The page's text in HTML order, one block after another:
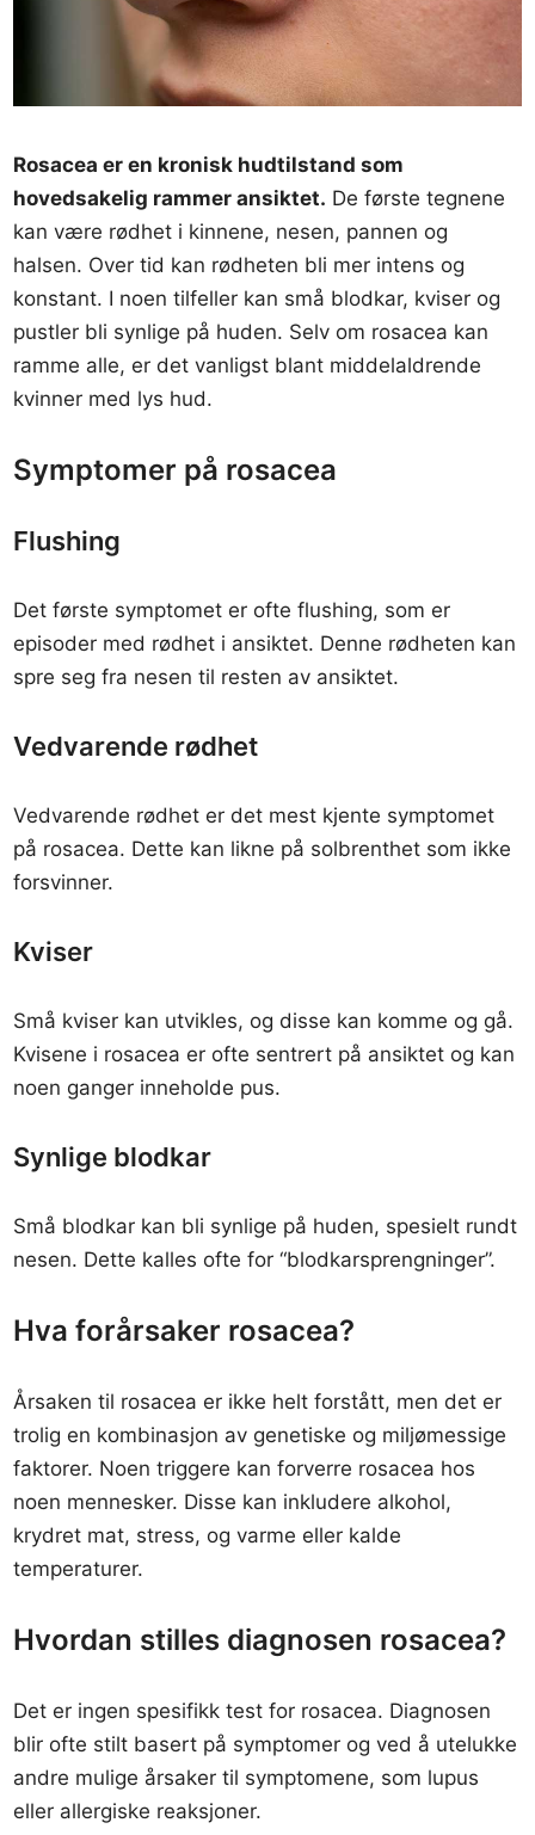
Rosacea er en kronisk hudtilstand som
hovedsakelig rammer ansiktet. De første tegnene
kan være rødhet i kinnene, nesen, pannen og
halsen. Over tid kan rødheten bli mer intens og
konstant. I noen tilfeller kan små blodkar, kviser og
pustler bli synlige på huden. Selv om rosacea kan
ramme alle, er det vanligst blant middelaldrende
kvinner med lys hud.
Symptomer på rosacea
Flushing
Det første symptomet er ofte flushing, som er
episoder med rødhet i ansiktet. Denne rødheten kan
spre seg fra nesen til resten av ansiktet.
Vedvarende rødhet
Vedvarende rødhet er det mest kjente symptomet
på rosacea. Dette kan likne på solbrenthet som ikke
forsvinner.
Kviser
Små kviser kan utvikles, og disse kan komme og gå.
Kvisene i rosacea er ofte sentrert på ansiktet og kan
noen ganger inneholde pus.
Synlige blodkar
Små blodkar kan bli synlige på huden, spesielt rundt
nesen. Dette kalles ofte for “blodkarsprengninger”.
Hva forårsaker rosacea?
Årsaken til rosacea er ikke helt forstått, men det er
trolig en kombinasjon av genetiske og miljømessige
faktorer. Noen triggere kan forverre rosacea hos
noen mennesker. Disse kan inkludere alkohol,
krydret mat, stress, og varme eller kalde
temperaturer.
Hvordan stilles diagnosen rosacea?
Det er ingen spesifikk test for rosacea. Diagnosen
blir ofte stilt basert på symptomer og ved å utelukke
andre mulige årsaker til symptomene, som lupus
eller allergiske reaksjoner.